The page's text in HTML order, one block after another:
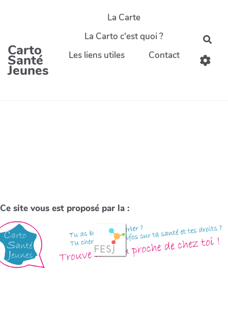
Carto
Santé
Jeunes
La Carte
La Carto c'est quoi ?
Les liens utiles
Contact
Ce site vous est proposé par la :